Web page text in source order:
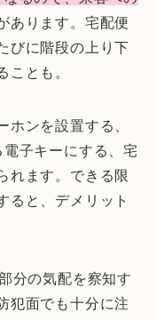
あります。宅配便
びに階段の上り下
ことも。
ホンを設置する、
子キーにする、宅
れます。できる限
ると、デメリット
分の気配を察知す
犯面でも十分に注